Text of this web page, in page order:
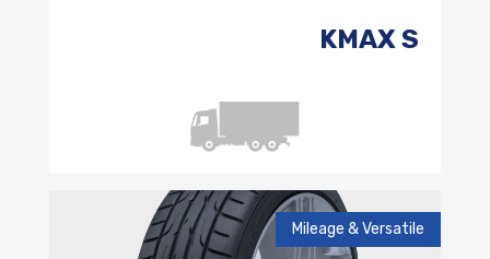
KMAX S
Mileage & Versatile